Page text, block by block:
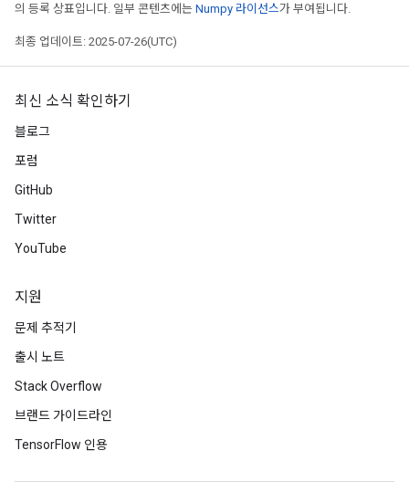
의 등록 상표입니다. 일부 콘텐츠에는 Numpy 라이선스가 부여됩니다.
최종 업데이트: 2025-07-26(UTC)
최신 소식 확인하기
블로그
포럼
GitHub
Twitter
YouTube
지원
문제 추적기
출시 노트
Stack Overflow
브랜드 가이드라인
TensorFlow 인용